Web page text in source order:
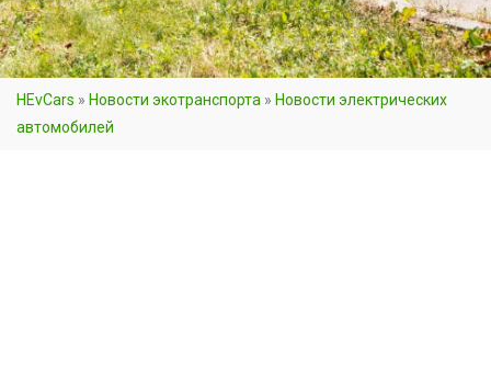
HEvCars » Новости экотранспорта » Новости электрических
автомобилей